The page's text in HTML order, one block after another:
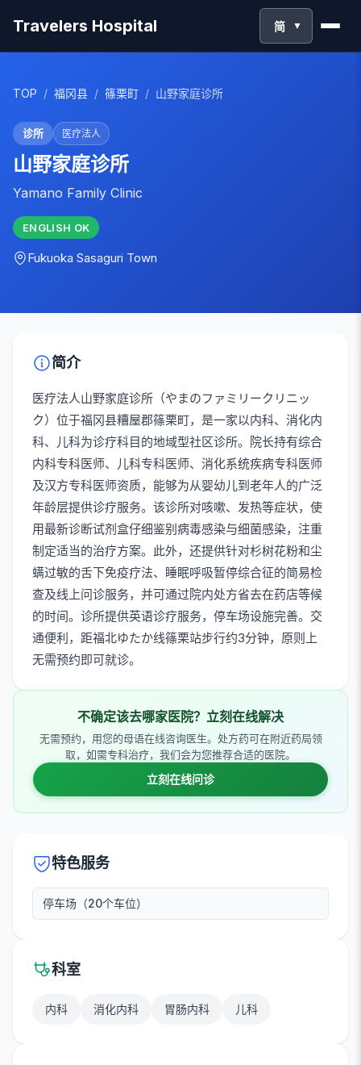
Travelers Hospital 简 ▼
TOP / 福冈县 / 篠栗町 / 山野家庭诊所
诊所 医疗法人
山野家庭诊所
Yamano Family Clinic
ENGLISH OK
Fukuoka Sasaguri Town
简介
医疗法人山野家庭诊所（やまのファミリークリニッ
ク）位于福冈县糟屋郡篠栗町，是一家以内科、消化内
科、儿科为诊疗科目的地域型社区诊所。院长持有综合
内科专科医师、儿科专科医师、消化系统疾病专科医师
及汉方专科医师资质，能够为从婴幼儿到老年人的广泛
年龄层提供诊疗服务。该诊所对咳嗽、发热等症状，使
用最新诊断试剂盒仔细鉴别病毒感染与细菌感染，注重
制定适当的治疗方案。此外，还提供针对杉树花粉和尘
螨过敏的舌下免疫疗法、睡眠呼吸暂停综合征的简易检
查及线上问诊服务，并可通过院内处方省去在药店等候
的时间。诊所提供英语诊疗服务，停车场设施完善。交
通便利，距福北ゆたか线篠栗站步行约3分钟，原则上
无需预约即可就诊。
不确定该去哪家医院？立刻在线解决
无需预约，用您的母语在线咨询医生。处方药可在附近药局领
取，如需专科治疗，我们会为您推荐合适的医院。
立刻在线问诊
特色服务
停车场（20个车位）
科室
内科 消化内科 胃肠内科 儿科